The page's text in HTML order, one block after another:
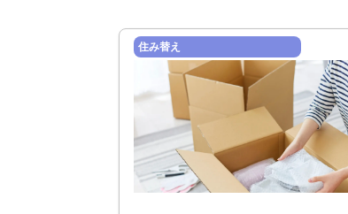
住み替え